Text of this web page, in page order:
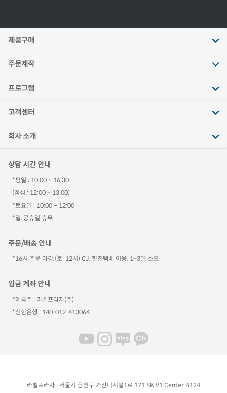
제품구매
주문제작
프로그램
고객센터
회사 소개
상담 시간 안내
*평일 : 10:00 ~ 16:30
(점심 : 12:00 ~ 13:00)
*토요일 : 10:00 ~ 12:00
*일, 공휴일 휴무
주문/배송 안내
*16시 주문 마감.(토: 12시) CJ, 한진택배 이용. 1~3일 소요
입금 계좌 안내
*예금주 : 라벨프라자(주)
*신한은행 : 140-012-413064
라벨프라자 : 서울시 금천구 가산디지털1로 171 SK V1 Center B124